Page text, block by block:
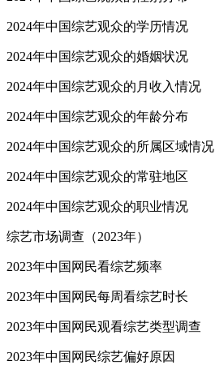
2024年中国综艺观众的学历情况
2024年中国综艺观众的婚姻状况
2024年中国综艺观众的月收入情况
2024年中国综艺观众的年龄分布
2024年中国综艺观众的所属区域情况
2024年中国综艺观众的常驻地区
2024年中国综艺观众的职业情况
综艺市场调查（2023年）
2023年中国网民看综艺频率
2023年中国网民每周看综艺时长
2023年中国网民观看综艺类型调查
2023年中国网民综艺偏好原因